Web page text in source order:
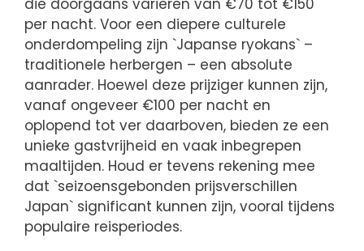
per nacht. Voor een diepere culturele
onderdompeling zijn `Japanse ryokans` –
traditionele herbergen – een absolute
aanrader. Hoewel deze prijziger kunnen zijn,
vanaf ongeveer €100 per nacht en
oplopend tot ver daarboven, bieden ze een
unieke gastvrijheid en vaak inbegrepen
maaltijden. Houd er tevens rekening mee
dat `seizoensgebonden prijsverschillen
Japan` significant kunnen zijn, vooral tijdens
populaire reisperiodes.